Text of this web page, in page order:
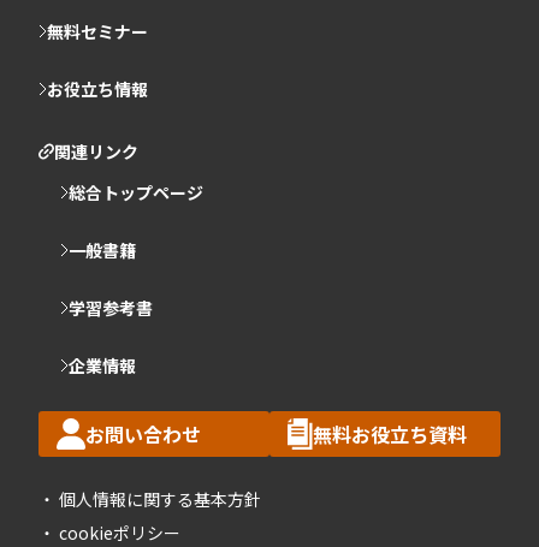
無料セミナー
お役立ち情報
関連リンク
総合トップページ
一般書籍
学習参考書
企業情報
お問い合わせ 無料お役立ち資料
個人情報に関する基本方針
cookieポリシー